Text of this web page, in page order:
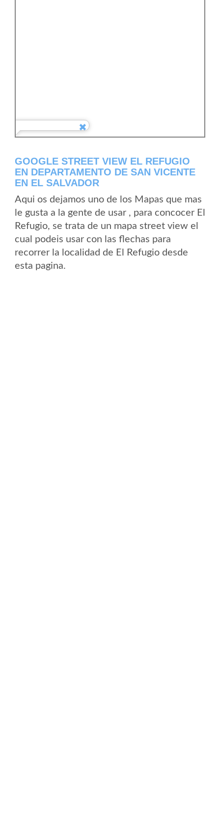
GOOGLE STREET VIEW EL REFUGIO
EN DEPARTAMENTO DE SAN VICENTE
EN EL SALVADOR
Aqui os dejamos uno de los Mapas que mas
le gusta a la gente de usar , para concocer El
Refugio, se trata de un mapa street view el
cual podeis usar con las flechas para
recorrer la localidad de El Refugio desde
esta pagina.